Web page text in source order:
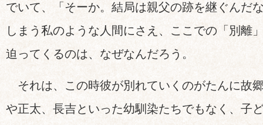
でいて、「そーか。結局は親父の跡を継ぐんだ
しまう私のような人間にさえ、ここでの「別離
迫ってくるのは、なぜなんだろう。
それは、この時彼が別れていくのがたんに故
や正太、長吉といった幼馴染たちでもなく、子